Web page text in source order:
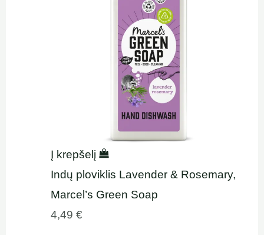
Į krepšelį
Indų ploviklis Lavender & Rosemary,
Marcel’s Green Soap
4,49€